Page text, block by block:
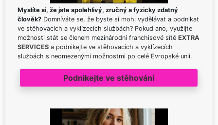
Myslíte si, že jste spolehlivý, zručný a fyzicky zdatný
člověk? Domníváte se, že byste si mohl vydělávat a podnikat
ve stěhovacích a vyklízecích službách? Pokud ano, využijte
možnosti stát se členem mezinárodní franchisové sítě EXTRA
SERVICES a podnikejte ve stěhovacích a vyklízecích
službách s neomezenými možnostmi po celé Evropské unii.
Podnikejte ve stěhování